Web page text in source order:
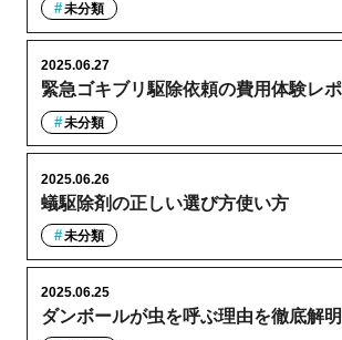
未分類
緊急ゴキブリ駆除依頼の費用体験レ
2025.06.27
未分類
蟻駆除剤の正しい選び方使い方
2025.06.26
未分類
ダンボールが虫を呼ぶ理由を徹底解明
2025.06.25